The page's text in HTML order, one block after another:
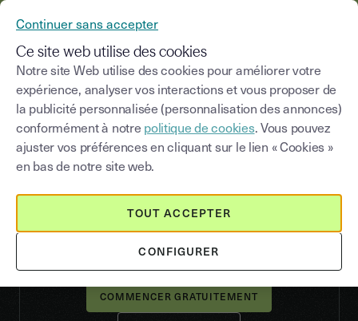
NIVEAUX DE SIGNATURE
Des niveaux de signature
pour tous vos documents
Youtrust propose plusieurs niveaux de signature
en conformité avec les exigences eIDAS et la
législation des pays européens, pour tous vos
types de documents.
Continuer sans accepter
Ce site web utilise des cookies
Notre site Web utilise des cookies pour améliorer votre
expérience, analyser vos interactions et vous proposer de
la publicité personnalisée (personnalisation des annonces)
conformément à notre politique de cookies. Vous pouvez
ajuster vos préférences en cliquant sur le lien « Cookies »
en bas de notre site web.
CONFIGURER
TOUT ACCEPTER